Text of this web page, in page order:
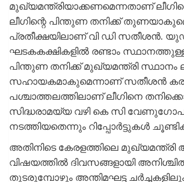
മുഖ്യമന്ത്രിയാക്കണമെന്നതാണ്
ലീഗിന്റെ പിന്തുണ തനിക്ക്
പ്രതീക്ഷയിലാണ് വി ഡി സതീശന്‍.
ഘടകകക്ഷികളില്‍ രണ്ടാം സ്ഥാനത്തുള്ള
പിന്തുണ തനിക്ക് മുഖ്യമന്ത്രി സ്ഥാനം
സഹായകമാകുമെന്നാണ് സതീശന്‍
പശ്ചാത്തലത്തിലാണ് ലീഗിനെ
സിദ്ധരാമയ്യ വഴി കെ സി
നടത്തിയതെന്നും റിപ്പോര്‍ട്ടുകള്‍
അതിനിടെ കേരളത്തിലെ
വിഷയത്തില്‍ ദിവസങ്ങളായി
തുടരുമ്പോഴും അന്തിമഘട്ട